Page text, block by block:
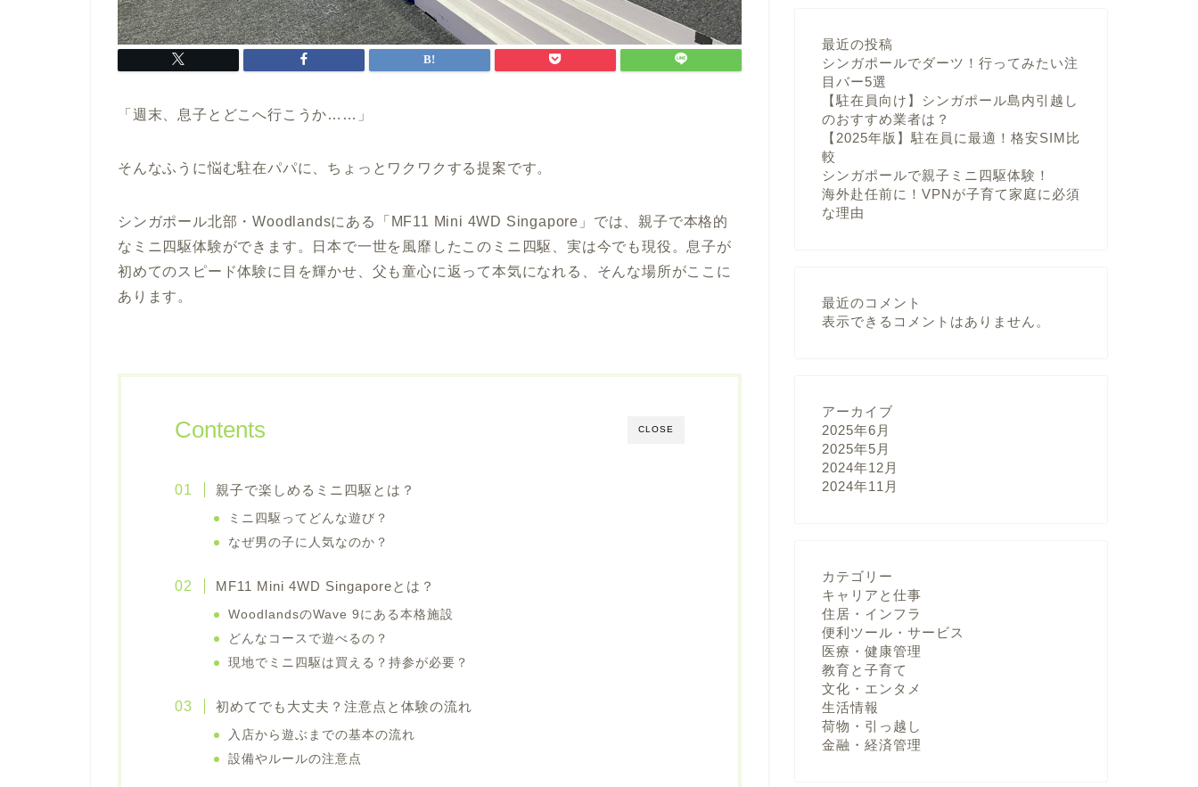
「週末、息子とどこへ行こうか……」
そんなふうに悩む駐在パパに、ちょっとワクワクする提案です。
シンガポール北部・Woodlandsにある「MF11 Mini 4WD Singapore」では、親子で本格的
なミニ四駆体験ができます。日本で一世を風靡したこのミニ四駆、実は今でも現役。息子が
初めてのスピード体験に目を輝かせ、父も童心に返って本気になれる、そんな場所がここに
あります。
CLOSE
Contents
親子で楽しめるミニ四駆とは？
ミニ四駆ってどんな遊び？
なぜ男の子に人気なのか？
MF11 Mini 4WD Singaporeとは？
WoodlandsのWave 9にある本格施設
どんなコースで遊べるの？
現地でミニ四駆は買える？持参が必要？
初めてでも大丈夫？注意点と体験の流れ
入店から遊ぶまでの基本の流れ
設備やルールの注意点
最近の投稿
シンガポールでダーツ！行ってみたい注
目バー5選
【駐在員向け】シンガポール島内引越し
のおすすめ業者は？
【2025年版】駐在員に最適！格安SIM比
較
シンガポールで親子ミニ四駆体験！
海外赴任前に！VPNが子育て家庭に必須
な理由
最近のコメント
表示できるコメントはありません。
アーカイブ
2025年6月
2025年5月
2024年12月
2024年11月
カテゴリー
キャリアと仕事
住居・インフラ
便利ツール・サービス
医療・健康管理
教育と子育て
文化・エンタメ
生活情報
荷物・引っ越し
金融・経済管理